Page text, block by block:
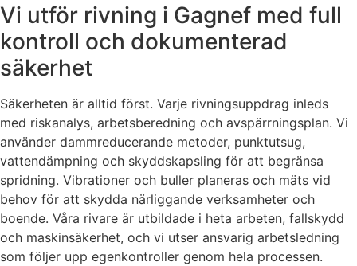
Vi utför rivning i Gagnef med full
kontroll och dokumenterad
säkerhet
Säkerheten är alltid först. Varje rivningsuppdrag inleds
med riskanalys, arbetsberedning och avspärrningsplan. Vi
använder dammreducerande metoder, punktutsug,
vattendämpning och skyddskapsling för att begränsa
spridning. Vibrationer och buller planeras och mäts vid
behov för att skydda närliggande verksamheter och
boende. Våra rivare är utbildade i heta arbeten, fallskydd
och maskinsäkerhet, och vi utser ansvarig arbetsledning
som följer upp egenkontroller genom hela processen.